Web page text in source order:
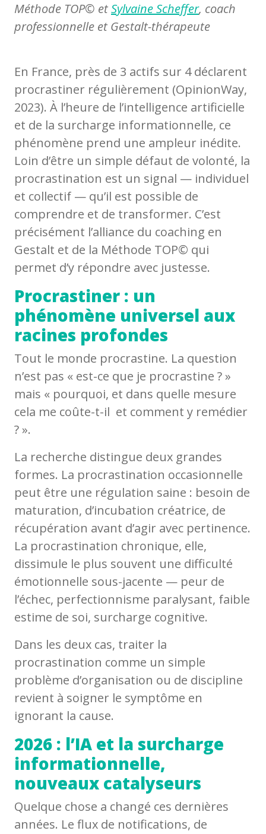
Méthode TOP© etSylvaine Scheffer, coach
professionnelle et Gestalt-thérapeute
En France, près de 3 actifs sur 4 déclarent
procrastiner régulièrement (OpinionWay,
2023). À l’heure de l’intelligence artificielle
et de la surcharge informationnelle, ce
phénomène prend une ampleur inédite.
Loin d’être un simple défaut de volonté, la
procrastination est un signal — individuel
et collectif — qu’il est possible de
comprendre et de transformer. C’est
précisément l’alliance du coaching en
Gestalt et de la Méthode TOP© qui
permet d’y répondre avec justesse.
Procrastiner : un
phénomène universel aux
racines profondes
Tout le monde procrastine. La question
n’est pas « est-ce que je procrastine ? »
mais « pourquoi, et dans quelle mesure
cela me coûte-t-il et comment y remédier
? ».
La recherche distingue deux grandes
formes. La procrastination occasionnelle
peut être une régulation saine : besoin de
maturation, d’incubation créatrice, de
récupération avant d’agir avec pertinence.
La procrastination chronique, elle,
dissimule le plus souvent une difficulté
émotionnelle sous-jacente — peur de
l’échec, perfectionnisme paralysant, faible
estime de soi, surcharge cognitive.
Dans les deux cas, traiter la
procrastination comme un simple
problème d’organisation ou de discipline
revient à soigner le symptôme en
ignorant la cause.
2026 : l’IA et la surcharge
informationnelle,
nouveaux catalyseurs
Quelque chose a changé ces dernières
années. Le flux de notifications, de